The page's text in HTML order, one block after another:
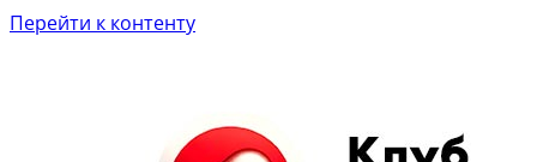
Перейти к контенту